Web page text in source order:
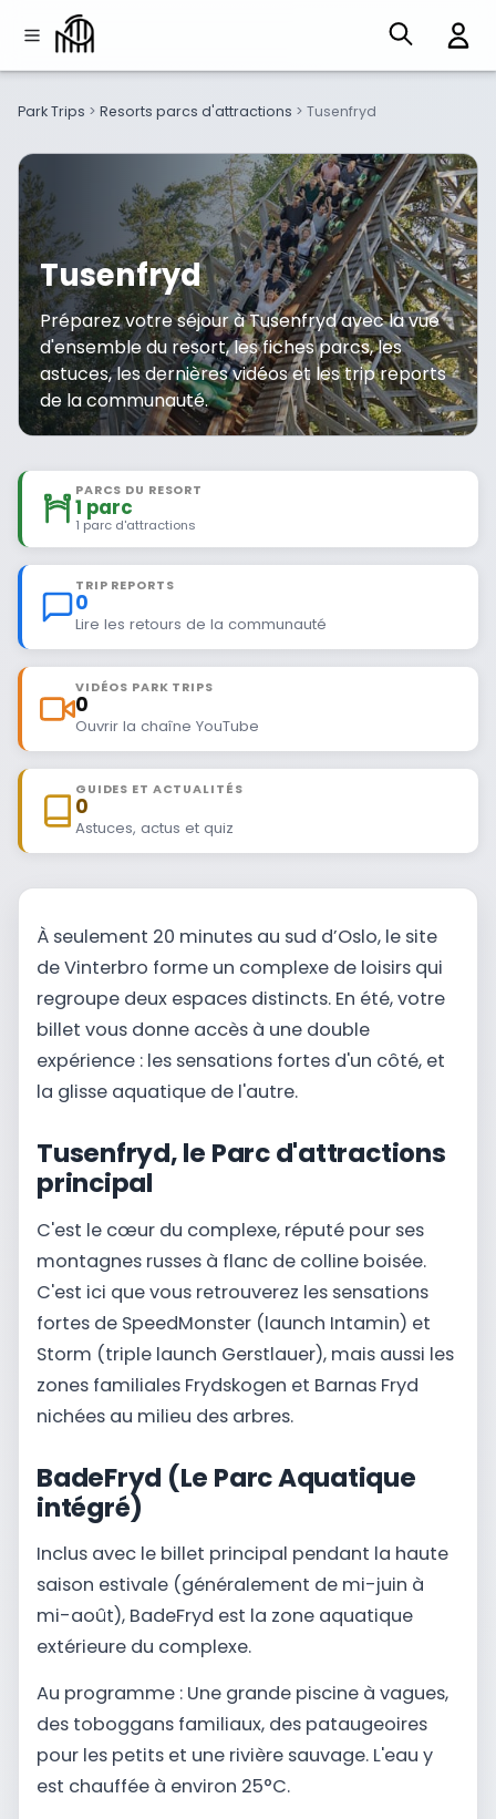
Park Trips > Resorts parcs d'attractions > Tusenfryd
Tusenfryd
Préparez votre séjour à Tusenfryd avec la vue
d'ensemble du resort, les fiches parcs, les
astuces, les dernières vidéos et les trip reports
de la communauté.
PARCS DU RESORT
1 parc
1 parc d'attractions
TRIP REPORTS
0
Lire les retours de la communauté
VIDÉOS PARK TRIPS
0
Ouvrir la chaîne YouTube
GUIDES ET ACTUALITÉS
0
Astuces, actus et quiz
À seulement 20 minutes au sud d’Oslo, le site
de Vinterbro forme un complexe de loisirs qui
regroupe deux espaces distincts. En été, votre
billet vous donne accès à une double
expérience : les sensations fortes d'un côté, et
la glisse aquatique de l'autre.
Tusenfryd, le Parc d'attractions
principal
C'est le cœur du complexe, réputé pour ses
montagnes russes à flanc de colline boisée.
C'est ici que vous retrouverez les sensations
fortes de SpeedMonster (launch Intamin) et
Storm (triple launch Gerstlauer), mais aussi les
zones familiales Frydskogen et Barnas Fryd
nichées au milieu des arbres.
BadeFryd (Le Parc Aquatique
intégré)
Inclus avec le billet principal pendant la haute
saison estivale (généralement de mi-juin à
mi-août), BadeFryd est la zone aquatique
extérieure du complexe.
Au programme : Une grande piscine à vagues,
des toboggans familiaux, des pataugeoires
pour les petits et une rivière sauvage. L'eau y
est chauffée à environ 25°C.